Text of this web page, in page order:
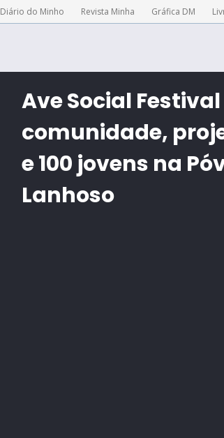
Diário do Minho Revista Minha Gráfica DM
Ave Social
comunidade,
e 100 jovens na
Lanhoso